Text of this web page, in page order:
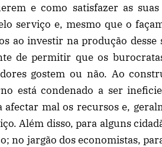
e como satisfazer as
serviço e, mesmo que o
ao investir na produção
de permitir que os
gostem ou não. Ao
está condenado a ser
afectar mal os recursos e,
Além disso, para alguns
no jargão dos economistas,